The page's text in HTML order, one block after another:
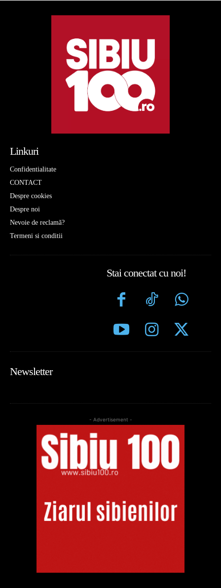
Linkuri
Confidentialitate
CONTACT
Despre cookies
Despre noi
Nevoie de reclamă?
Termeni si conditii
Stai conectat cu noi!
Newsletter
- Advertisement -